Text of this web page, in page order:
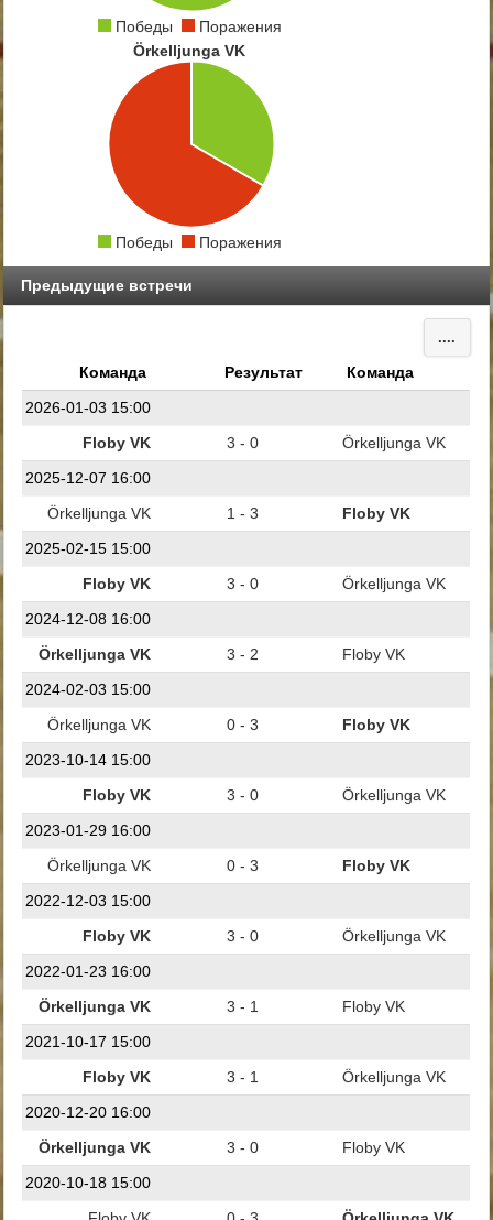
Победы
Поражения
Örkelljunga VK
Победы Поражения
Предыдущие встречи
....
Команда Результат
Команда
2026-01-03 15:00
Floby VK
3 - 0
Örkelljunga VK
2025-12-07 16:00
Örkelljunga VK
1 - 3
Floby VK
2025-02-15 15:00
Floby VK
3 - 0
Örkelljunga VK
2024-12-08 16:00
Örkelljunga VK
3 - 2
Floby VK
2024-02-03 15:00
Örkelljunga VK
0 - 3
Floby VK
2023-10-14 15:00
Floby VK
3 - 0
Örkelljunga VK
2023-01-29 16:00
Örkelljunga VK
0 - 3
Floby VK
2022-12-03 15:00
Floby VK
3 - 0
Örkelljunga VK
2022-01-23 16:00
Örkelljunga VK
3 - 1
Floby VK
2021-10-17 15:00
Floby VK
3 - 1
Örkelljunga VK
2020-12-20 16:00
Örkelljunga VK
3 - 0
Floby VK
2020-10-18 15:00